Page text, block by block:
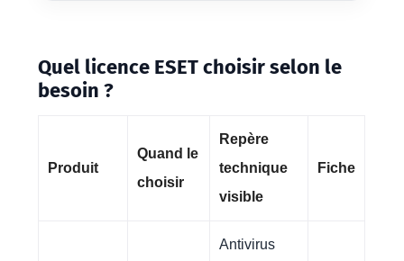
Quel licence ESET choisir selon le
besoin ?
Produit
Quand le
choisir
Repère
technique
visible
Fiche
Antivirus